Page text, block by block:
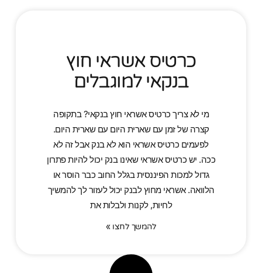
כרטיס אשראי חוץ
בנקאי למוגבלים
מי לא צריך כרטיס אשראי חוץ בנקאי? בתקופה
קצרה של זמן עם שארית היום עם שארית היום.
לפעמים כרטיס אשראי הוא לא בנק אבל זה לא
ככה. יש כרטיס אשראי שאינו בנק יכול להיות פתרון
גדול למכות הפיננסית בגלל החוב כבר הוסר או
הלוואה. אשראי מחוץ לבנק יכול לעזור לך להמשיך
לחיות, לקנות ולבלות את
להמשך לחצו »